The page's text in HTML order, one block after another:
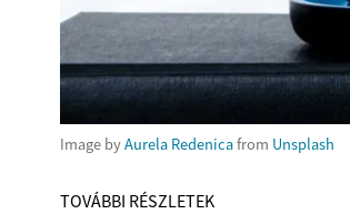
Image byAurela Redenicafrom Unsplash
TOVÁBBI RÉSZLETEK